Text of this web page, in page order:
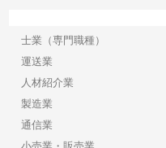
士業（専門職種）
運送業
人材紹介業
製造業
通信業